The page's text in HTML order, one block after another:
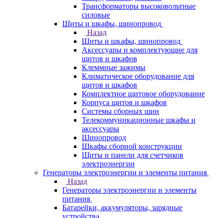
Трансформаторы высоковольтные
силовые
Щиты и шкафы, шинопровод
Назад
Щиты и шкафы, шинопровод
Аксессуары и комплектующие для
щитов и шкафов
Клеммные зажимы
Климатическое оборудование для
щитов и шкафов
Комплектное щитовое оборудование
Корпуса щитов и шкафов
Системы сборных шин
Телекоммуникационные шкафы и
аксессуары
Шинопровод
Шкафы сборной конструкции
Щиты и панели для счетчиков
электроэнергии
Генераторы электроэнергии и элементы питания
Назад
Генераторы электроэнергии и элементы
питания
Батарейки, аккумуляторы, зарядные
устройства